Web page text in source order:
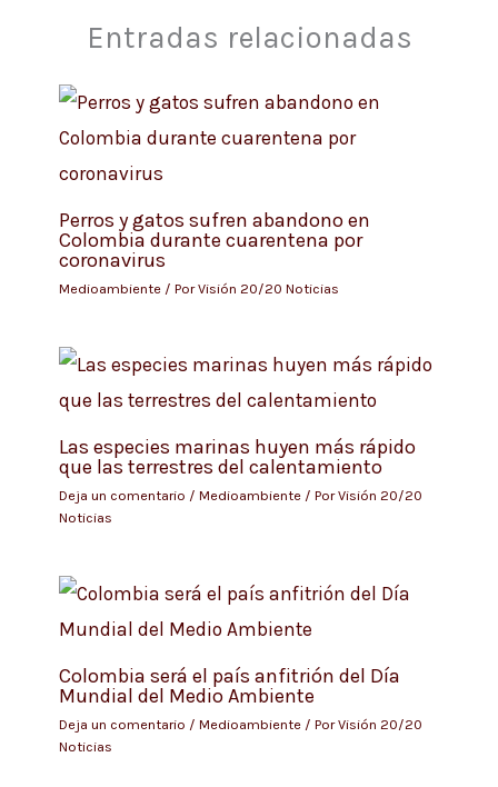
Entradas relacionadas
Perros y gatos sufren abandono en
Colombia durante cuarentena por
coronavirus
Medioambiente/ PorVisión 20/20 Noticias
Las especies marinas huyen más rápido
que las terrestres del calentamiento
Deja un comentario / Medioambiente/ PorVisión 20/20
Noticias
Colombia será el país anfitrión del Día
Mundial del Medio Ambiente
Deja un comentario / Medioambiente/ PorVisión 20/20
Noticias